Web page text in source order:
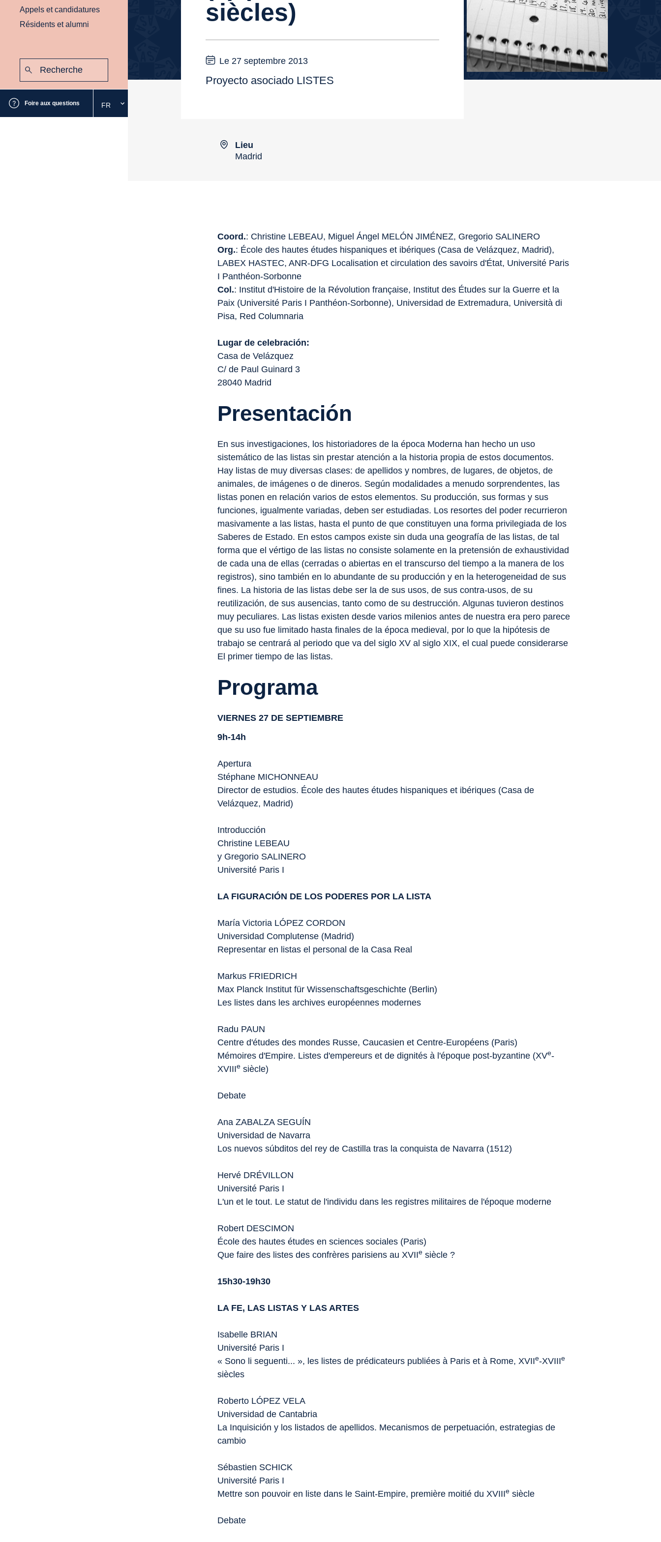
Appels et candidatures
Résidents et alumni
Foire aux questions
Sélectionnez
la
FR
siècles)
Le 27 septembre 2013
Proyecto asociado LISTES
Lieu
Madrid
Coord.: Christine LEBEAU, Miguel Ángel MELÓN JIMÉNEZ, Gregorio SALINERO
Org.: École des hautes études hispaniques et ibériques (Casa de Velázquez, Madrid),
LABEX HASTEC, ANR-DFG Localisation et circulation des savoirs d'État, Université Paris
I Panthéon-Sorbonne
Col.: Institut d'Histoire de la Révolution française, Institut des Études sur la Guerre et la
Paix (Université Paris I Panthéon-Sorbonne), Universidad de Extremadura, Università di
Pisa, Red Columnaria
Lugar de celebración:
Casa de Velázquez
C/ de Paul Guinard 3
28040 Madrid
Presentación
En sus investigaciones, los historiadores de la época Moderna han hecho un uso
sistemático de las listas sin prestar atención a la historia propia de estos documentos.
Hay listas de muy diversas clases: de apellidos y nombres, de lugares, de objetos, de
animales, de imágenes o de dineros. Según modalidades a menudo sorprendentes, las
listas ponen en relación varios de estos elementos. Su producción, sus formas y sus
funciones, igualmente variadas, deben ser estudiadas. Los resortes del poder recurrieron
masivamente a las listas, hasta el punto de que constituyen una forma privilegiada de los
Saberes de Estado. En estos campos existe sin duda una geografía de las listas, de tal
forma que el vértigo de las listas no consiste solamente en la pretensión de exhaustividad
de cada una de ellas (cerradas o abiertas en el transcurso del tiempo a la manera de los
registros), sino también en lo abundante de su producción y en la heterogeneidad de sus
fines. La historia de las listas debe ser la de sus usos, de sus contra-usos, de su
reutilización, de sus ausencias, tanto como de su destrucción. Algunas tuvieron destinos
muy peculiares. Las listas existen desde varios milenios antes de nuestra era pero parece
que su uso fue limitado hasta finales de la época medieval, por lo que la hipótesis de
trabajo se centrará al periodo que va del siglo XV al siglo XIX, el cual puede considerarse
El primer tiempo de las listas.
Programa
VIERNES 27 DE SEPTIEMBRE
9h-14h
Apertura
Stéphane MICHONNEAU
Director de estudios. École des hautes études hispaniques et ibériques (Casa de
Velázquez, Madrid)
Introducción
Christine LEBEAU
y Gregorio SALINERO
Université Paris I
LA FIGURACIÓN DE LOS PODERES POR LA LISTA
María Victoria LÓPEZ CORDON
Universidad Complutense (Madrid)
Representar en listas el personal de la Casa Real
Markus FRIEDRICH
Max Planck Institut für Wissenschaftsgeschichte (Berlin)
Les listes dans les archives européennes modernes
Radu PAUN
Centre d'études des mondes Russe, Caucasien et Centre-Européens (Paris)
Mémoires d'Empire. Listes d'empereurs et de dignités à l'époque post-byzantine (XVe-
XVIIIe siècle)
Debate
Ana ZABALZA SEGUÍN
Universidad de Navarra
Los nuevos súbditos del rey de Castilla tras la conquista de Navarra (1512)
Hervé DRÉVILLON
Université Paris I
L'un et le tout. Le statut de l'individu dans les registres militaires de l'époque moderne
Robert DESCIMON
École des hautes études en sciences sociales (Paris)
Que faire des listes des confrères parisiens au XVIIe siècle ?
15h30-19h30
LA FE, LAS LISTAS Y LAS ARTES
Isabelle BRIAN
Université Paris I
« Sono li seguenti... », les listes de prédicateurs publiées à Paris et à Rome, XVIIe-XVIIIe
siècles
Roberto LÓPEZ VELA
Universidad de Cantabria
La Inquisición y los listados de apellidos. Mecanismos de perpetuación, estrategias de
cambio
Sébastien SCHICK
Université Paris I
Mettre son pouvoir en liste dans le Saint-Empire, première moitié du XVIIIe siècle
Debate